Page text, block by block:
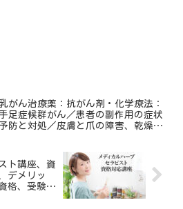
がぜんたいの53％を占めると
には、わきの下も含まれま
にとどまらず、2カ所以上にな
がん治療薬：抗がん剤・化学療法：
足症候群がん／患者の副作用の症状
防と対処／皮膚と爪の障害、乾燥し
ト講座、資
デメリッ
格、受験、